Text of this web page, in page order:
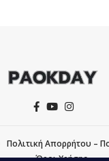
Πολιτική Απορρήτου –
Όροι Χρήσης